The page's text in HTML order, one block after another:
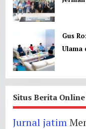
Gus
Ulama
Situs Berita
Jurnal jatim